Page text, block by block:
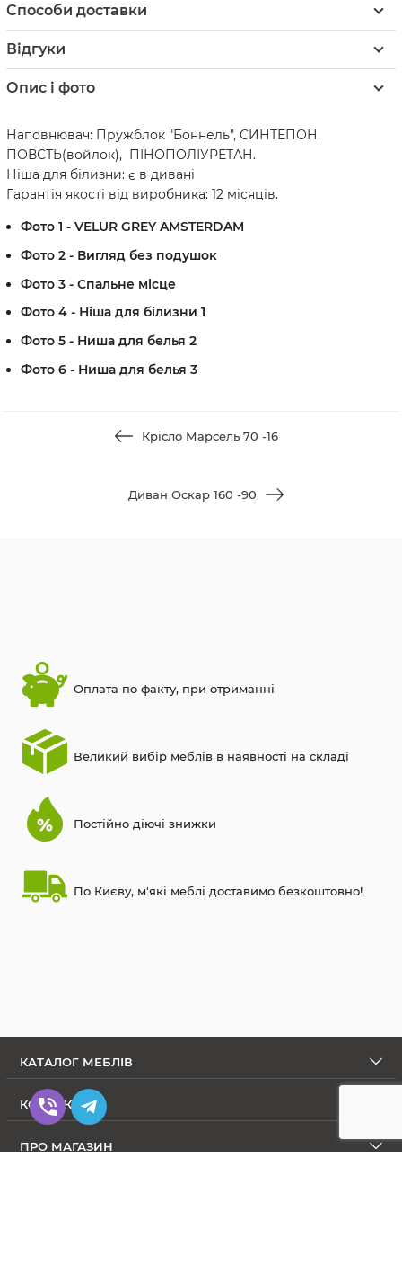
Способи доставки
Відгуки
Опис і фото
Наповнювач: Пружблок "Боннель", СИНТЕПОН,
ПОВСТЬ(войлок), ПІНОПОЛІУРЕТАН.
Ніша для білизни: є в дивані
Гарантія якості від виробника: 12 місяців.
Фото 1 - VELUR GREY AMSTERDAM
Фото 2 - Вигляд без подушок
Фото 3 - Спальне місце
Фото 4 - Ніша для білизни 1
Фото 5 - Ниша для белья 2
Фото 6 - Ниша для белья 3
Крісло Марсель 70 -16
Диван Оскар 160 -90
Оплата по факту, при отриманні
Великий вибір меблів в наявності на складі
Постійно діючі знижки
По Києву, м'які меблі доставимо безкоштовно!
КАТАЛОГ МЕБЛІВ
КОНТАКТИ
ПРО МАГАЗИН